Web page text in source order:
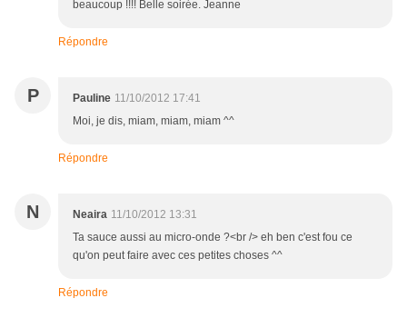
beaucoup !!!! Belle soirée. Jeanne
Répondre
P Pauline 11/10/2012 17:41
Moi, je dis, miam, miam, miam ^^
Répondre
N Neaira 11/10/2012 13:31
Ta sauce aussi au micro-onde ?<br /> eh ben c'est fou ce
qu'on peut faire avec ces petites choses ^^
Répondre